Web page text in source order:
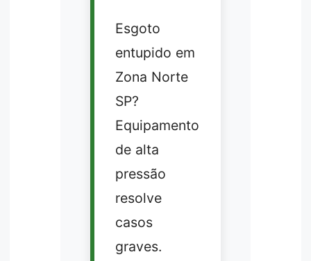
Esgoto
entupido em
Zona Norte
SP?
Equipamento
de alta
pressão
resolve
casos
graves.